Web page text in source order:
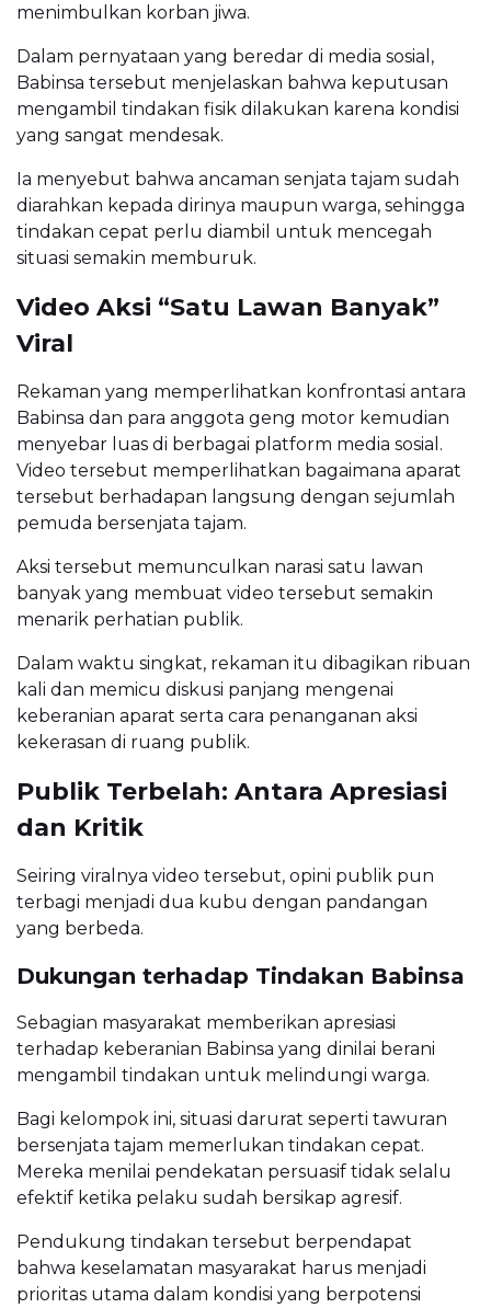
menimbulkan korban jiwa.
Dalam pernyataan yang beredar di media sosial,
Babinsa tersebut menjelaskan bahwa keputusan
mengambil tindakan fisik dilakukan karena kondisi
yang sangat mendesak.
Ia menyebut bahwa ancaman senjata tajam sudah
diarahkan kepada dirinya maupun warga, sehingga
tindakan cepat perlu diambil untuk mencegah
situasi semakin memburuk.
Video Aksi “Satu Lawan Banyak”
Viral
Rekaman yang memperlihatkan konfrontasi antara
Babinsa dan para anggota geng motor kemudian
menyebar luas di berbagai platform media sosial.
Video tersebut memperlihatkan bagaimana aparat
tersebut berhadapan langsung dengan sejumlah
pemuda bersenjata tajam.
Aksi tersebut memunculkan narasi satu lawan
banyak yang membuat video tersebut semakin
menarik perhatian publik.
Dalam waktu singkat, rekaman itu dibagikan ribuan
kali dan memicu diskusi panjang mengenai
keberanian aparat serta cara penanganan aksi
kekerasan di ruang publik.
Publik Terbelah: Antara Apresiasi
dan Kritik
Seiring viralnya video tersebut, opini publik pun
terbagi menjadi dua kubu dengan pandangan
yang berbeda.
Dukungan terhadap Tindakan Babinsa
Sebagian masyarakat memberikan apresiasi
terhadap keberanian Babinsa yang dinilai berani
mengambil tindakan untuk melindungi warga.
Bagi kelompok ini, situasi darurat seperti tawuran
bersenjata tajam memerlukan tindakan cepat.
Mereka menilai pendekatan persuasif tidak selalu
efektif ketika pelaku sudah bersikap agresif.
Pendukung tindakan tersebut berpendapat
bahwa keselamatan masyarakat harus menjadi
prioritas utama dalam kondisi yang berpotensi